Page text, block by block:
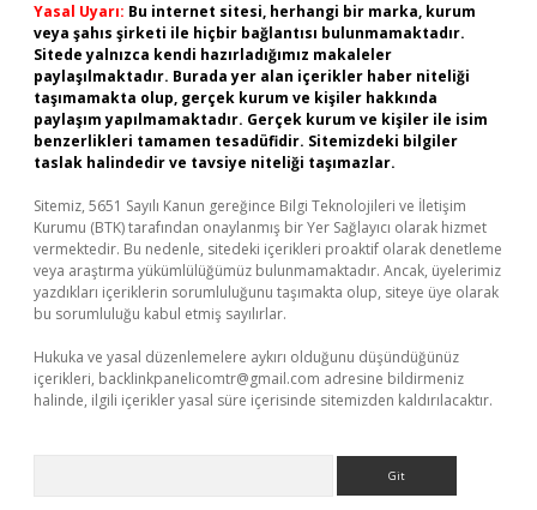
Yasal Uyarı: Bu internet sitesi, herhangi bir marka, kurum
veya şahıs şirketi ile hiçbir bağlantısı bulunmamaktadır.
Sitede yalnızca kendi hazırladığımız makaleler
paylaşılmaktadır. Burada yer alan içerikler haber niteliği
taşımamakta olup, gerçek kurum ve kişiler hakkında
paylaşım yapılmamaktadır. Gerçek kurum ve kişiler ile isim
benzerlikleri tamamen tesadüfidir. Sitemizdeki bilgiler
taslak halindedir ve tavsiye niteliği taşımazlar.
Sitemiz, 5651 Sayılı Kanun gereğince Bilgi Teknolojileri ve İletişim
Kurumu (BTK) tarafından onaylanmış bir Yer Sağlayıcı olarak hizmet
vermektedir. Bu nedenle, sitedeki içerikleri proaktif olarak denetleme
veya araştırma yükümlülüğümüz bulunmamaktadır. Ancak, üyelerimiz
yazdıkları içeriklerin sorumluluğunu taşımakta olup, siteye üye olarak
bu sorumluluğu kabul etmiş sayılırlar.
Hukuka ve yasal düzenlemelere aykırı olduğunu düşündüğünüz
içerikleri, backlinkpanelicomtr@gmail.com adresine bildirmeniz
halinde, ilgili içerikler yasal süre içerisinde sitemizden kaldırılacaktır.